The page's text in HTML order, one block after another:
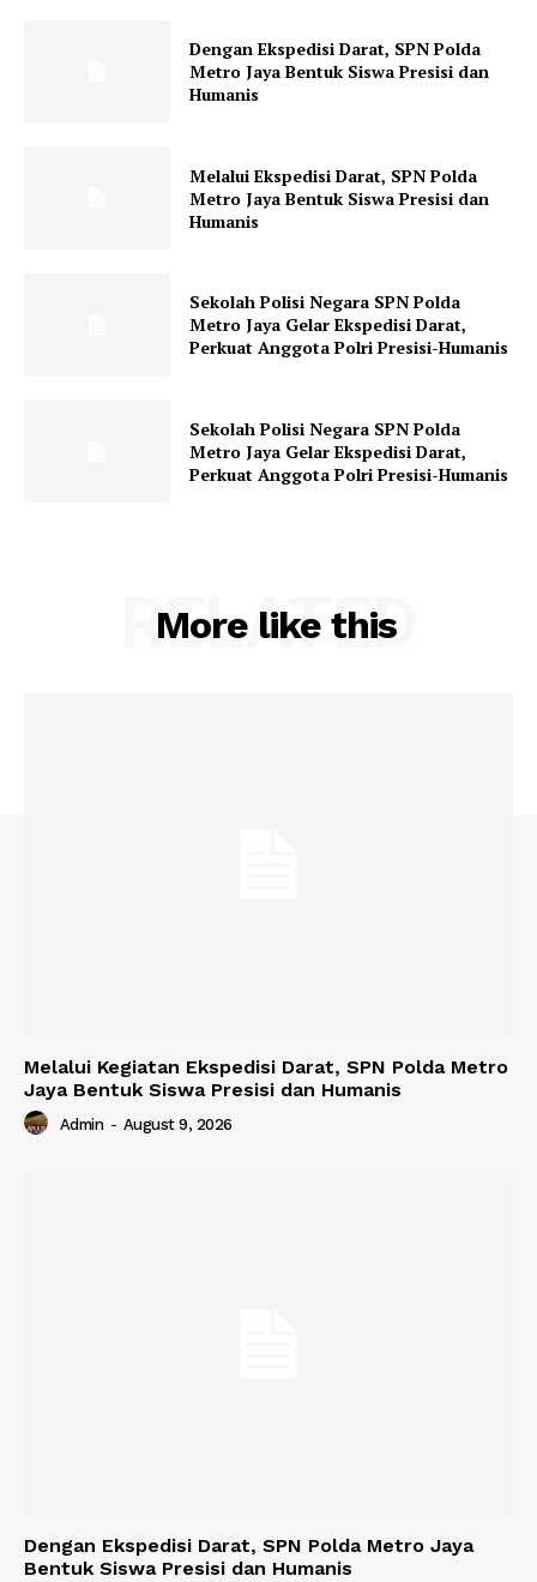
Dengan Ekspedisi Darat, SPN Polda
Metro Jaya Bentuk Siswa Presisi dan
Humanis
Melalui Ekspedisi Darat, SPN Polda
Metro Jaya Bentuk Siswa Presisi dan
Humanis
Sekolah Polisi Negara SPN Polda
Metro Jaya Gelar Ekspedisi Darat,
Perkuat Anggota Polri Presisi-Humanis
Sekolah Polisi Negara SPN Polda
Metro Jaya Gelar Ekspedisi Darat,
Perkuat Anggota Polri Presisi-Humanis
More like this
RELATED
Melalui Kegiatan Ekspedisi Darat, SPN Polda Metro
Jaya Bentuk Siswa Presisi dan Humanis
Admin - August 9, 2026
Dengan Ekspedisi Darat, SPN Polda Metro Jaya
Bentuk Siswa Presisi dan Humanis